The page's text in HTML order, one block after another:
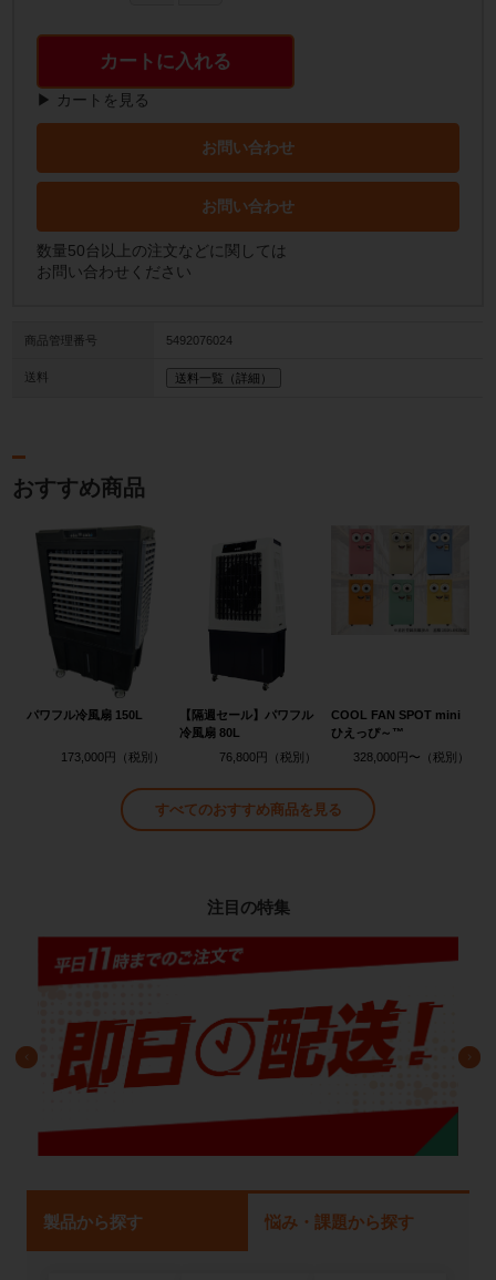
カートに入れる
▶ カートを見る
お問い合わせ
お問い合わせ
数量50台以上の注文などに関しては
お問い合わせください
商品管理番号 5492076024
送料 送料一覧（詳細）
おすすめ商品
パワフル冷風扇 150L
173,000円
【隔週セール】パワフル
冷風扇 80L
76,800円
COOL FAN SPOT mini
ひえっぴ～™
328,000円〜
すべてのおすすめ商品を見る
注目の特集
製品から探す 悩み・課題から探す